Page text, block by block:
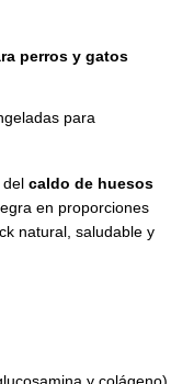
perros y gatos
para
del caldo de huesos
en proporciones
natural, saludable y